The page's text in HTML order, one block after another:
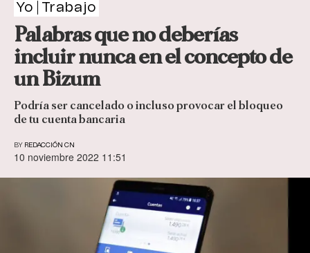
Yo Trabajo
Palabras que no deberías
incluir nunca en el concepto de
un Bizum
Podría ser cancelado o incluso provocar el bloqueo
de tu cuenta bancaria
BY REDACCIÓN CN
10 noviembre 2022 11:51